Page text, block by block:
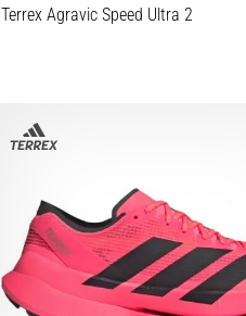
Terrex Agravic Speed Ultra 2